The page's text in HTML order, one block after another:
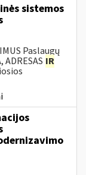
sistemos
Paslaugų
IR